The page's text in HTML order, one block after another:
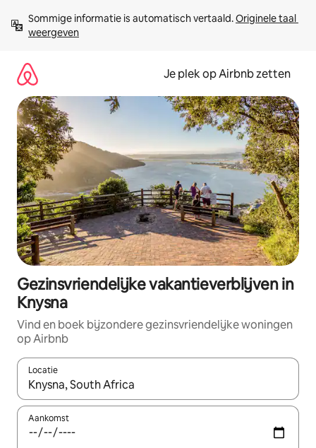
direct
naar
Sommige informatie is automatisch vertaald. Originele taal
weergeven
Je plek op Airbnb zetten
Gezinsvriendelijke vakantieverblijven in
Knysna
Vind en boek bijzondere gezinsvriendelijke woningen
op Airbnb
Locatie
Wanneer er resultaten beschikbaar zijn, maak je een keuze
Aankomst